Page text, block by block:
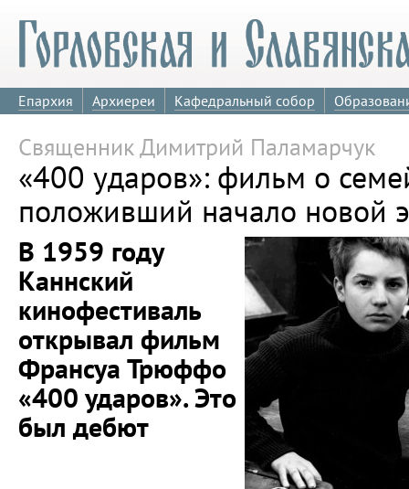
Епархия Архиереи Кафедральный собор
Священник Димитрий Паламарчук
«400 ударов»: фильм о
положивший начало новой
В 1959 году
Каннский
кинофестиваль
открывал фильм
Франсуа Трюффо
«400 ударов». Это
был дебют